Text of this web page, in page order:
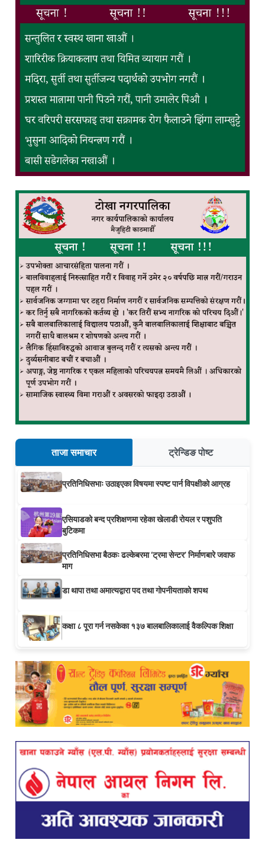
ताजा समाचार ट्रेन्डिङ पोष्ट
प्रतिनिधिसभाः उठाइएका विषयमा स्पष्ट पार्न विपक्षीको आग्रह
एसियाडको बन्द प्रशिक्षणमा रहेका खेलाडी रोयल र पशुपति
बुटिकमा
प्रतिनिधिसभा बैठकः ढल्केबरमा ‘ट्रमा सेन्टर’ निर्माणबारे जवाफ
माग
डा थापा तथा अमात्यद्वारा पद तथा गोपनीयताको शपथ
कक्षा ८ पूरा गर्न नसकेका १३७ बालबालिकालाई वैकल्पिक शिक्षा